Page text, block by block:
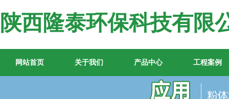
陕西隆泰环保科技有限
网站首页 关于我们 产品中心 工程案例